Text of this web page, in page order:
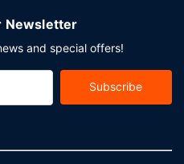
Newsletter
and special offers!
Subscribe